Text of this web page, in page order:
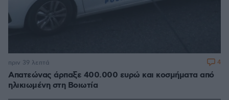
Απατεώνας άρπαξε 400.000 ευρώ και κοσμήματα από
ηλικιωμένη στη Βοιωτία
πριν 39 λεπτά 4